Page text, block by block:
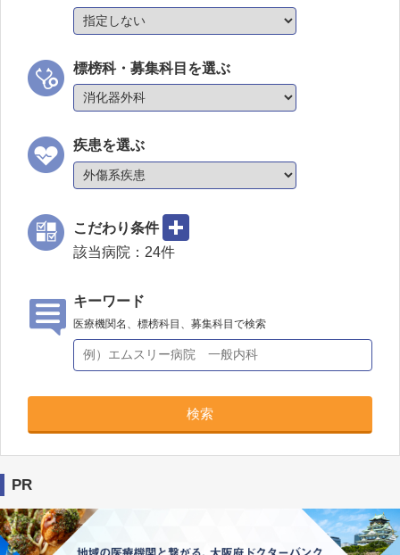
標榜科・募集科目を選ぶ
疾患を選ぶ
こだわり条件
該当病院： 24件
キーワード
医療機関名、標榜科目、募集科目で検索
検索
PR